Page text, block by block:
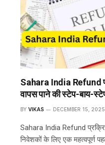
Sahara India Refund
वापस पाने की स्टेप-बाय-
BY VIKAS DECEMBER 15, 2025
Sahara India Refund
निवेशकों के लिए एक महत्वपूर्ण